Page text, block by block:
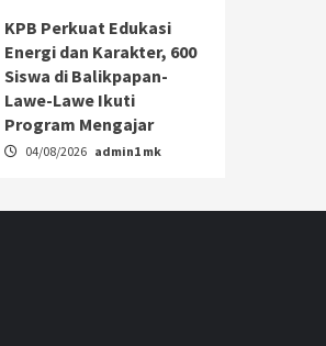
KPB Perkuat Edukasi
Energi dan Karakter, 600
Siswa di Balikpapan-
Lawe-Lawe Ikuti
Program Mengajar
04/08/2026 admin1 mk